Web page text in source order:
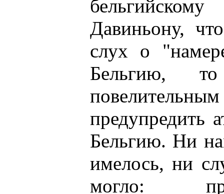
Давиньону,
слух о
Бельгию,
предупредить
Бельгию. Ни
имелось, ни
могло: